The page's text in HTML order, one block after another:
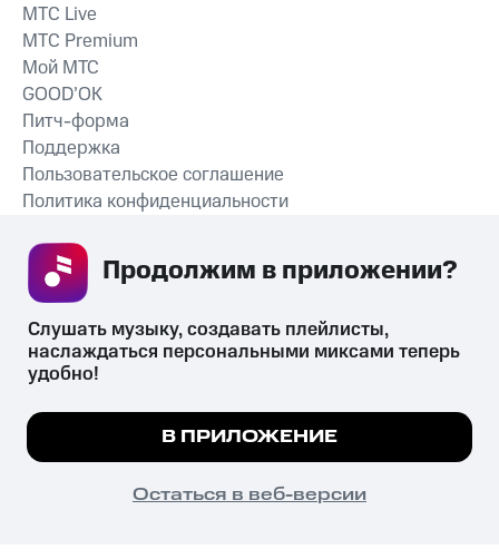
СКАЧАТЬ ПРИЛОЖЕНИЕ
MTС Live
MTС Premium
Мой МТС
GOOD’OK
Питч-форма
Поддержка
Пользовательское соглашение
Политика конфиденциальности
психотропных веществ, их аналогов причиняет вред здоровью,
их незаконный оборот запрещён и влечёт установленную
законодательством ответственность.
© 2026 ООО «КИОН».
Все права защищены
Мы используем куки, чтобы на сайте все
Подробнее
ПОНЯТНО
Слушать музыку, создавать плейлисты,
наслаждаться персональными миксами теперь
удобно!
В ПРИЛОЖЕНИЕ
Остаться в веб-версии